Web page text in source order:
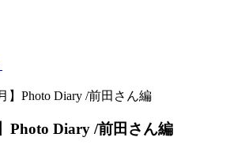
】Photo Diary /前田さん編
Photo Diary /前田さん編